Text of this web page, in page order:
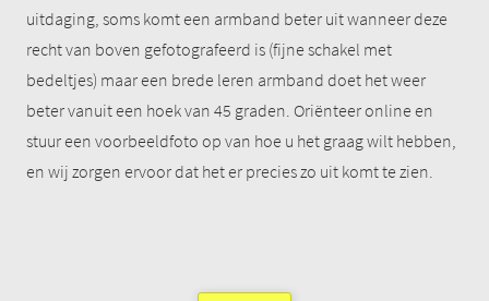
uitdaging, soms komt een armband beter uit wanneer deze
recht van boven gefotografeerd is (fijne schakel met
bedeltjes) maar een brede leren armband doet het weer
beter vanuit een hoek van 45 graden. Oriënteer online en
stuur een voorbeeldfoto op van hoe u het graag wilt hebben,
en wij zorgen ervoor dat het er precies zo uit komt te zien.